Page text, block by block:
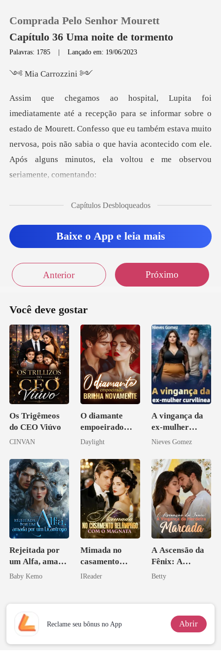
Loja
Histórico
Sair
Comprada Pelo Senhor Mourett
Capítulo 36 Uma noite de tormento
Palavras: 1785 |Lançado em: 19/06/2023
Carroz
re o
estado de Mourett. Confesso que eu também estava muito
nervosa, pois não sabia o que ha
Capítulos Desbloqueados
Baixe o App e leia mais
Anterior Próximo
Você deve gostar
Os Trigêmeos
do CEO Viúvo
CINVAN
O diamante
empoeirado
brilha
Daylight
A vingança da
ex-mulher
curvilínea
Nieves Gomez
Rejeitada por
um Alfa, amada
por um
Baby Kemo
Mimada no
casamento
relâmpago com
IReader
A Ascensão da
Fênix: A
Vingança da
Betty
Reclame seu bônus no App Abrir